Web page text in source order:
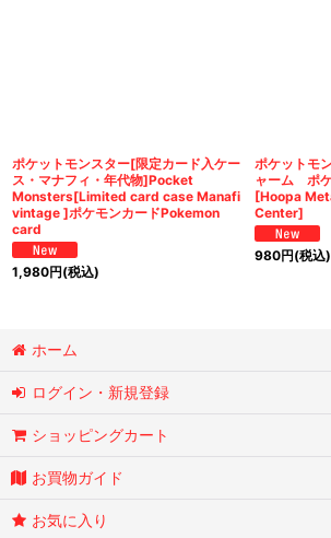
ポケットモンスター[限定カード入ケー
ス・マナフィ・年代物]Pocket
Monsters[Limited card case Manafi
vintage ]ポケモンカードPokemon
card
1,980円(税込)
ポケットモ
ャーム ポ
[Hoopa
Center]
980円(税込)
ホーム
ログイン・新規登録
ショッピングカート
お買物ガイド
お気に入り